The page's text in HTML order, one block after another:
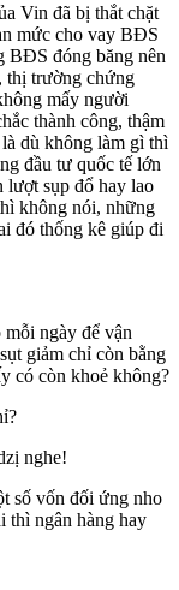
Vin đã bị thắt chặt
mức cho vay BĐS
BĐS đóng băng nên
thị trường chứng
mấy người
thành công, thậm
dù không làm gì thì
đầu tư quốc tế lớn
lượt sụp đổ hay lao
không nói, những
đó thống kê giúp đi
ngày để vận
giảm chỉ còn bằng
có còn khoẻ không?
nghe!
số vốn đối ứng nho
thì ngân hàng hay